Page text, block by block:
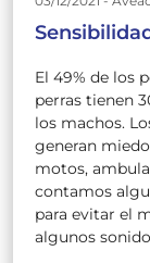
El 49% de los
perras tienen
los machos.
generan
motos,
contamos
para evitar el
algunos